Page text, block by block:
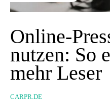
Online-
nutzen: So
mehr Leser
CARPR.DE